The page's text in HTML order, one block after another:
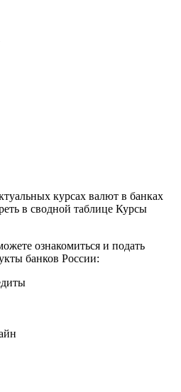
курсах валют в банках
в сводной таблице Курсы
ознакомиться и подать
банков России: